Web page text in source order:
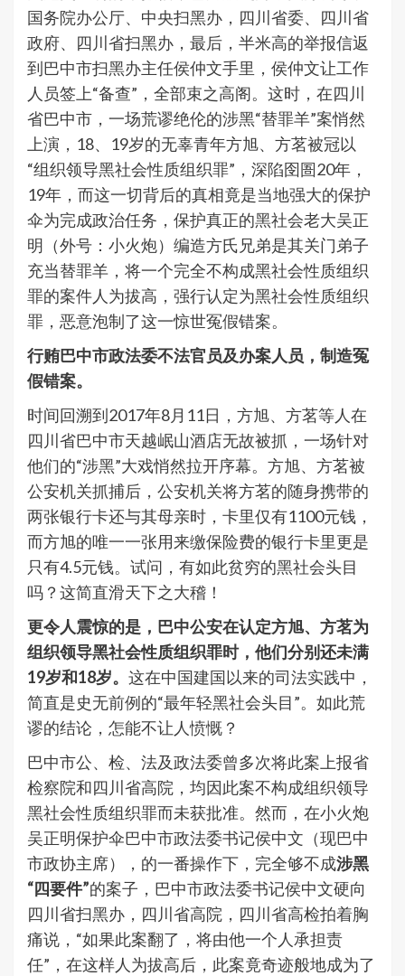
国务院办公厅、中央扫黑办，四川省委、四川省
政府、四川省扫黑办，最后，半米高的举报信返
到巴中市扫黑办主任侯仲文手里，侯仲文让工作
人员签上“备查”，全部束之高阁。这时，在四川
省巴中市，一场荒谬绝伦的涉黑“替罪羊”案悄然
上演，18、19岁的无辜青年方旭、方茗被冠以
“组织领导黑社会性质组织罪”，深陷囹圄20年，
19年，而这一切背后的真相竟是当地强大的保护
伞为完成政治任务，保护真正的黑社会老大吴正
明（外号：小火炮）编造方氏兄弟是其关门弟子
充当替罪羊，将一个完全不构成黑社会性质组织
罪的案件人为拔高，强行认定为黑社会性质组织
罪，恶意泡制了这一惊世冤假错案。
行贿巴中市政法委不法官员及办案人员，制造冤
假错案。
时间回溯到2017年8月11日，方旭、方茗等人在
四川省巴中市天越岷山酒店无故被抓，一场针对
他们的“涉黑”大戏悄然拉开序幕。方旭、方茗被
公安机关抓捕后，公安机关将方茗的随身携带的
两张银行卡还与其母亲时，卡里仅有1100元钱，
而方旭的唯一一张用来缴保险费的银行卡里更是
只有4.5元钱。试问，有如此贫穷的黑社会头目
吗？这简直滑天下之大稽！
更令人震惊的是， 巴中公安在认定方旭、方茗为
组织领导黑社会性质组织罪时，他们分别还未满
19岁和18岁。 这在中国建国以来的司法实践中，
简直是史无前例的“最年轻黑社会头目”。如此荒
谬的结论，怎能不让人愤慨？
巴中市公、检、法及政法委曾多次将此案上报省
检察院和四川省高院，均因此案不构成组织领导
黑社会性质组织罪而未获批准。然而，在小火炮
吴正明保护伞巴中市政法委书记侯中文（现巴中
市政协主席），的一番操作下，完全够不成涉黑
“四要件”的案子，巴中市政法委书记侯中文硬向
四川省扫黑办，四川省高院，四川省高检拍着胸
痛说，“如果此案翻了，将由他一个人承担责
任”，在这样人为拔高后，此案竟奇迹般地成为了